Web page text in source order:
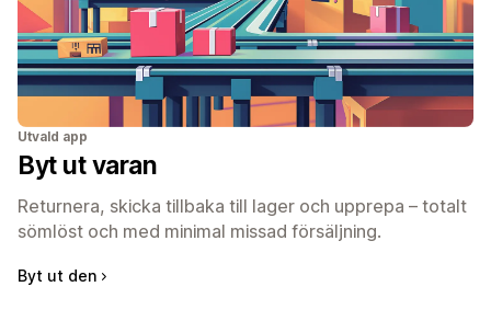
Utvald app
Byt ut varan
Returnera, skicka tillbaka till lager och upprepa – totalt
sömlöst och med minimal missad försäljning.
Byt ut den